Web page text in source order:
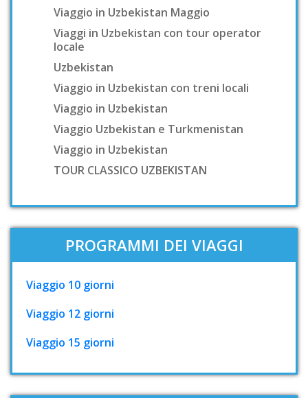
Viaggio in Uzbekistan Maggio
Viaggi in Uzbekistan con tour operator
locale
Uzbekistan
Viaggio in Uzbekistan con treni locali
Viaggio in Uzbekistan
Viaggio Uzbekistan e Turkmenistan
Viaggio in Uzbekistan
TOUR CLASSICO UZBEKISTAN
PROGRAMMI DEI VIAGGI
Viaggio 10 giorni
Viaggio 12 giorni
Viaggio 15 giorni